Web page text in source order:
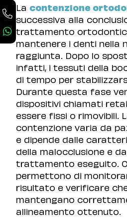
La contenzione
successiva alla
trattamento
mantenere i denti nella
raggiunta. Dopo lo
infatti, i tessuti della
di tempo per
Durante questa fase
dispositivi chiamati
essere fissi o rimovibili.
contenzione varia da
e dipende dalle
della malocclusione e
trattamento eseguito.
permettono di
risultato e verificare
mantengano
allineamento ottenuto.